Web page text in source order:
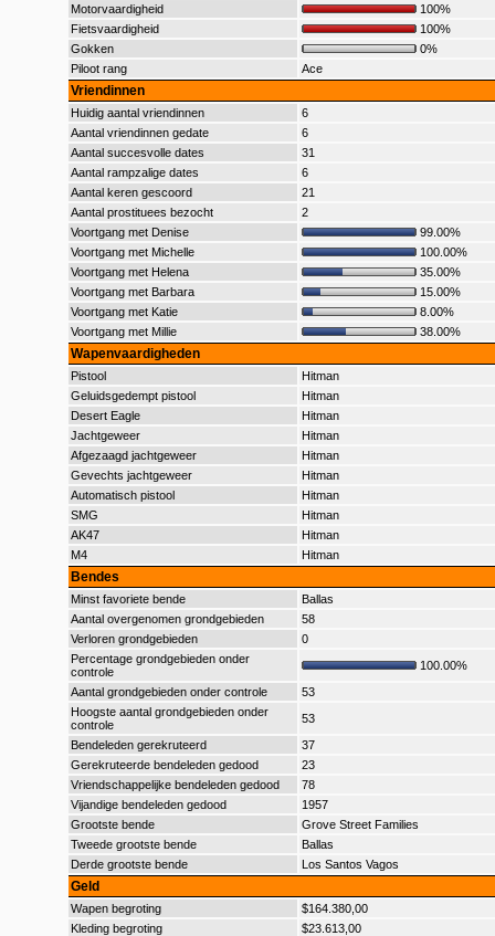
Motorvaardigheid
100%
Fietsvaardigheid
100%
Gokken
0%
Piloot rang
Ace
Vriendinnen
Huidig aantal vriendinnen
6
Aantal vriendinnen gedate
6
Aantal succesvolle dates
31
Aantal rampzalige dates
6
Aantal keren gescoord
21
Aantal prostituees bezocht
2
Voortgang met Denise
99.00%
Voortgang met Michelle
100.00%
Voortgang met Helena
35.00%
Voortgang met Barbara
15.00%
Voortgang met Katie
8.00%
Voortgang met Millie
38.00%
Wapenvaardigheden
Pistool
Hitman
Geluidsgedempt pistool
Hitman
Desert Eagle
Hitman
Jachtgeweer
Hitman
Afgezaagd jachtgeweer
Hitman
Gevechts jachtgeweer
Hitman
Automatisch pistool
Hitman
SMG
Hitman
AK47
Hitman
M4
Hitman
Bendes
Minst favoriete bende
Ballas
Aantal overgenomen grondgebieden
58
Verloren grondgebieden
0
Percentage grondgebieden onder
controle
100.00%
Aantal grondgebieden onder controle
53
Hoogste aantal grondgebieden onder
controle
53
Bendeleden gerekruteerd
37
Gerekruteerde bendeleden gedood
23
Vriendschappelijke bendeleden gedood
78
Vijandige bendeleden gedood
1957
Grootste bende
Grove Street Families
Tweede grootste bende
Ballas
Derde grootste bende
Los Santos Vagos
Geld
Wapen begroting
$164.380,00
Kleding begroting
$23.613,00